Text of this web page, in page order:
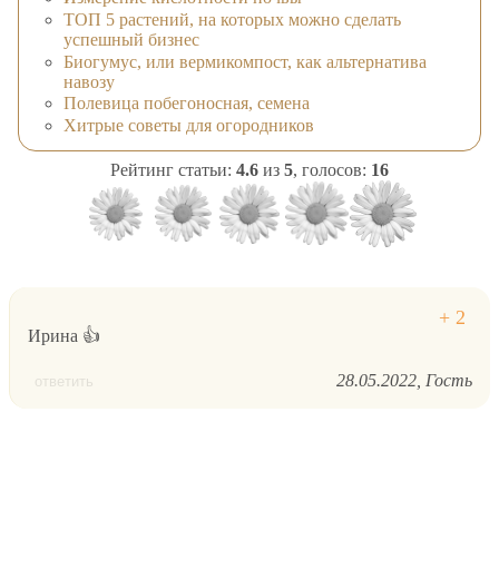
ТОП 5 растений, на которых можно сделать
успешный бизнес
Биогумус, или вермикомпост, как альтернатива
навозу
Полевица побегоносная, семена
Хитрые советы для огородников
Рейтинг статьи: 4.6 из 5, голосов: 16
Ирина 👍
ответить 28.05.2022 Гость